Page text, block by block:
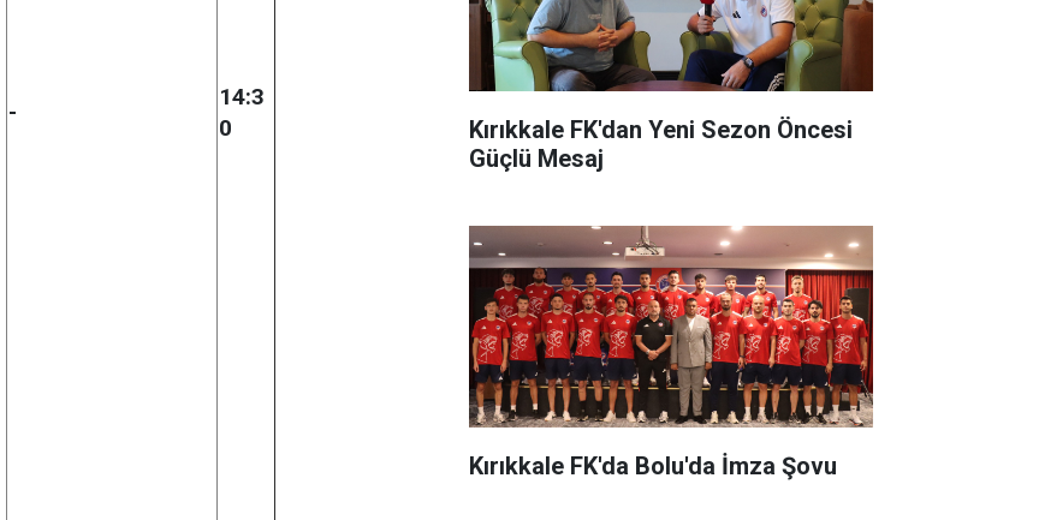
-
14:3
0
Kırıkkale FK'dan Yeni Sezon Öncesi
Güçlü Mesaj
Kırıkkale FK'da Bolu'da İmza Şovu